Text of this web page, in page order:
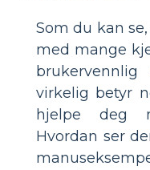
Som du kan
med mange
virkelig betyr
hjelpe deg
Hvordan ser